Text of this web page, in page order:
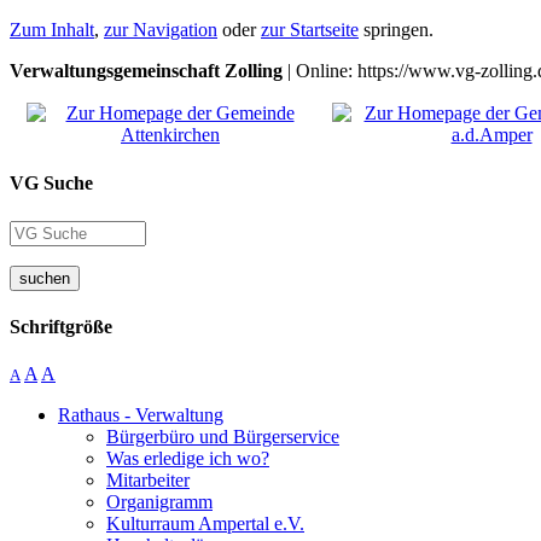
Zum Inhalt, zur Navigation oderzur Startseite springen.
Verwaltungsgemeinschaft Zolling | Online: https://www.vg-
VG Suche
suchen
Schriftgröße
A A A
Rathaus - Verwaltung
Bürgerbüro und Bürgerservice
Was erledige ich wo?
Mitarbeiter
Organigramm
Kulturraum Ampertal e.V.